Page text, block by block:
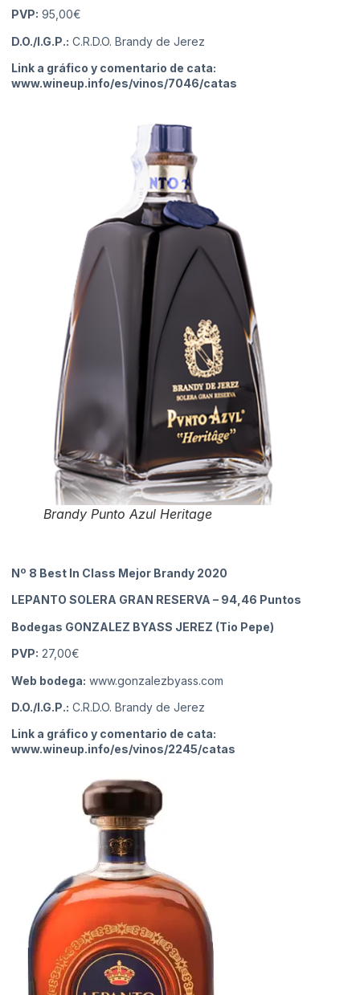
PVP: 95,00€
D.O./I.G.P.: C.R.D.O. Brandy de Jerez
Link a gráfico y comentario de cata:
www.wineup.info/es/vinos/7046/catas
Brandy Punto Azul Heritage
Nº 8 Best In Class Mejor Brandy 2020
LEPANTO SOLERA GRAN RESERVA – 94,46 Puntos
Bodegas GONZALEZ BYASS JEREZ (Tio Pepe)
PVP: 27,00€
Web bodega: www.gonzalezbyass.com
D.O./I.G.P.: C.R.D.O. Brandy de Jerez
Link a gráfico y comentario de cata:
www.wineup.info/es/vinos/2245/catas